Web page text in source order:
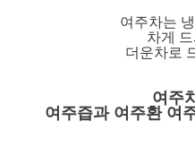
여주차는
차게
더운차로
여주
여주즙과 여주환 여